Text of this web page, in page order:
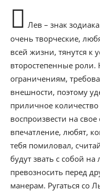
Лев – знак
очень творческие,
всей жизни, тянутся к
второстепенные роли.
ограничениям,
внешности, поэтому
приличное количество
воспроизвести на
впечатление, любят,
тебя помиловал,
будут звать с собой
превозносить перед
манерам. Ругаться со